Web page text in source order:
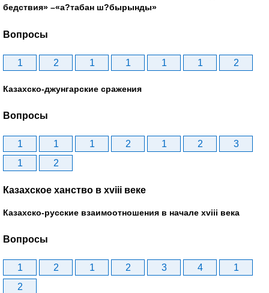
бедствия» –«а?табан ш?бырынды»
Вопросы
1 2 1 1 1 1 2
Казахско-джунгарские сражения
Вопросы
1 1 1 2 1 2
3
1
2
Казахское ханство в хviii веке
Казахско-русские взаимоотношения в начале xviii века
Вопросы
1 2 1 2 3 4
1
2